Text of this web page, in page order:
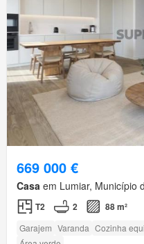
669 000 €
Casa em Lumiar, Município
T2 2 88 m²
Garajem Varanda Cozinha